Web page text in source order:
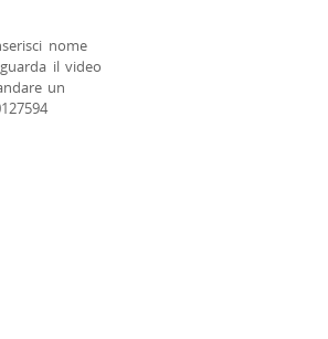
nome
il video
un